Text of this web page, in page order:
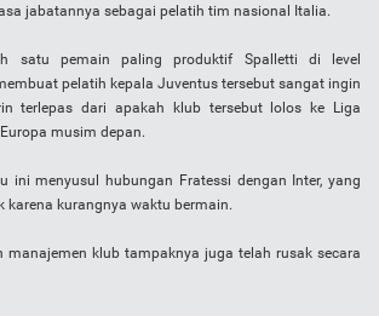
jabatannya sebagai pelatih tim nasional Italia.
satu pemain paling produktif Spalletti di level
pelatih kepala Juventus tersebut sangat ingin
terlepas dari apakah klub tersebut lolos ke Liga
musim depan.
ini menyusul hubungan Fratessi dengan Inter, yang
karena kurangnya waktu bermain.
manajemen klub tampaknya juga telah rusak secara